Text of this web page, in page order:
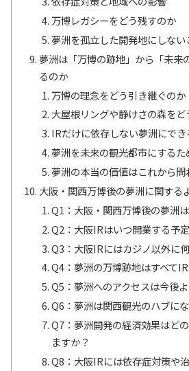
万博レガシーをどう残すのか
夢洲を孤立した開発地にしない
夢洲は「万博の跡地」から「未来
るのか
万博の理念をどう引き継ぐのか
大屋根リングや静けさの森をど
IRだけに依存しない夢洲にでき
夢洲を未来の観光都市にするた
夢洲の本当の価値はこれから問
大阪・関西万博後の夢洲に関する
Q1：大阪・関西万博後の夢洲
Q2：大阪IRはいつ開業する予
Q3：大阪IRにはカジノ以外に
Q4：夢洲の万博跡地はすべて
Q5：夢洲へのアクセスは今後
Q6：夢洲は関西観光のハブに
Q7：夢洲開発の経済効果はど
ますか？
Q8：大阪IRには依存症対策や